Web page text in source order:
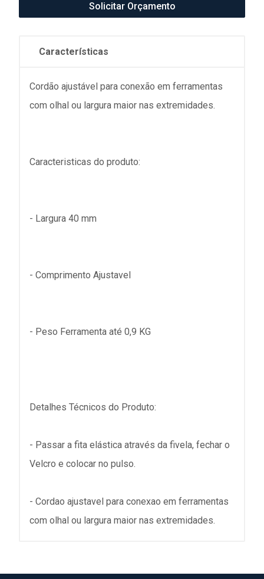
Solicitar Orçamento
Características
Cordão ajustável para conexão em ferramentas
com olhal ou largura maior nas extremidades.
Caracteristicas do produto:
- Largura 40 mm
- Comprimento Ajustavel
- Peso Ferramenta até 0,9 KG
Detalhes Técnicos do Produto:
- Passar a fita elástica através da fivela, fechar o
Velcro e colocar no pulso.
- Cordao ajustavel para conexao em ferramentas
com olhal ou largura maior nas extremidades.